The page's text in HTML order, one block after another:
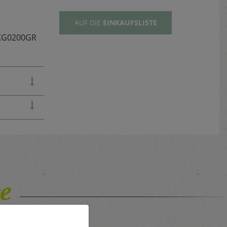
AUF DIE EINKAUFSLISTE